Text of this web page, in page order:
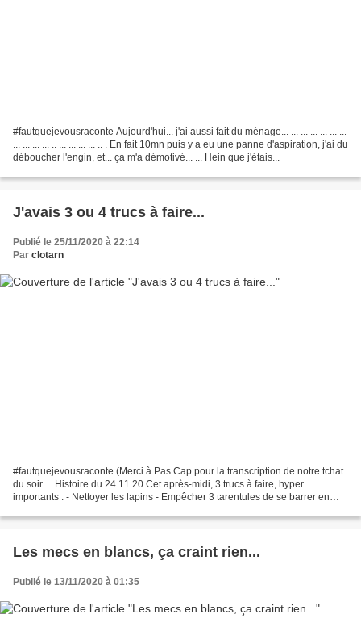
#fautquejevousraconte Aujourd'hui... j'ai aussi fait du ménage... ... ... ... ... ... ...
... ... ... ... .. ... ... ... ... .. . En fait 10mn puis y a eu une panne d'aspiration, j'ai du
déboucher l'engin, et... ça m'a démotivé... ... Hein que j'étais...
J'avais 3 ou 4 trucs à faire...
Publié le 25/11/2020 à 22:14
Par clotarn
#fautquejevousraconte (Merci à Pas Cap pour la transcription de notre tchat
du soir ... Histoire du 24.11.20 Cet après-midi, 3 trucs à faire, hyper
importants : - Nettoyer les lapins - Empêcher 3 tarentules de se barrer en
Les mecs en blancs, ça craint rien...
Publié le 13/11/2020 à 01:35